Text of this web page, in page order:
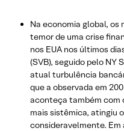
Na economia global,
temor de uma crise
nos EUA nos últimos
(SVB), seguido pelo NY
atual turbulência
que a observada em
aconteça também com
mais sistêmica, atingiu
consideravelmente. Em